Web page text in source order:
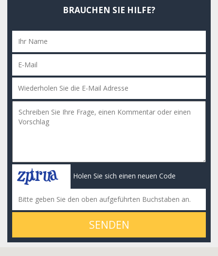
BRAUCHEN SIE HILFE?
Holen Sie sich einen neuen Code
SENDEN